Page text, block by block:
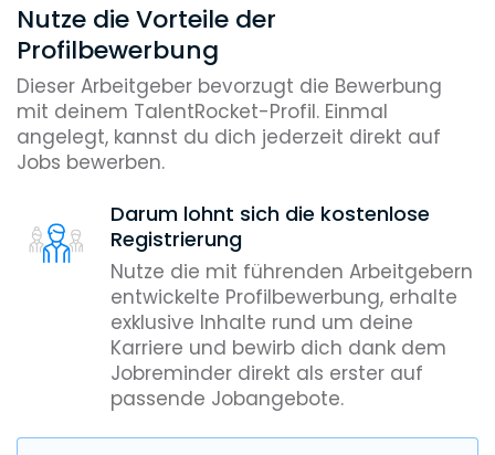
Nutze die Vorteile der
Profilbewerbung
Dieser Arbeitgeber bevorzugt die Bewerbung
mit deinem TalentRocket-Profil. Einmal
angelegt, kannst du dich jederzeit direkt auf
Jobs bewerben.
Darum lohnt sich die kostenlose
Registrierung
Nutze die mit führenden Arbeitgebern
entwickelte Profilbewerbung, erhalte
exklusive Inhalte rund um deine
Karriere und bewirb dich dank dem
Jobreminder direkt als erster auf
passende Jobangebote.